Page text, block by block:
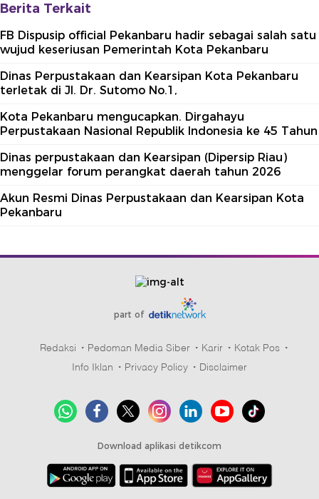
Berita Terkait
FB Dispusip official Pekanbaru hadir sebagai salah satu
wujud keseriusan Pemerintah Kota Pekanbaru
Dinas Perpustakaan dan Kearsipan Kota Pekanbaru
terletak di Jl. Dr. Sutomo No.1,
Kota Pekanbaru mengucapkan. Dirgahayu
Perpustakaan Nasional Republik Indonesia ke 45 Tahun
Dinas perpustakaan dan Kearsipan (Dipersip Riau)
menggelar forum perangkat daerah tahun 2026
Akun Resmi Dinas Perpustakaan dan Kearsipan Kota
Pekanbaru
part of
Redaksi Pedoman Media Siber Karir
Kotak Pos
Info Iklan
Privacy Policy Disclaimer
Download aplikasi detikcom